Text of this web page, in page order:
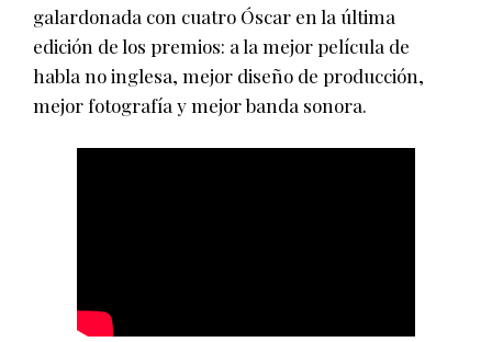
galardonada con cuatro Óscar en la última
edición de los premios: a la mejor película de
habla no inglesa, mejor diseño de producción,
mejor fotografía y mejor banda sonora.